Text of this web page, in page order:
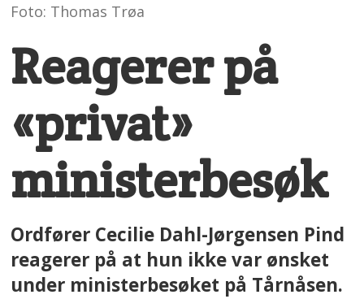
Foto: Thomas Trøa
Reagerer på
«privat»
ministerbesøk
Ordfører Cecilie Dahl-Jørgensen Pind
reagerer på at hun ikke var ønsket
under ministerbesøket på Tårnåsen.